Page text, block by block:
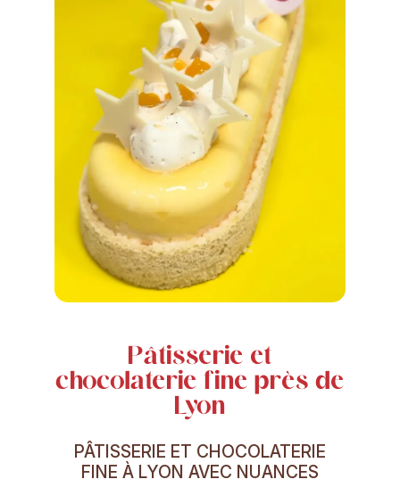
Pâtisserie et
chocolaterie fine près de
Lyon
PÂTISSERIE ET CHOCOLATERIE
FINE À LYON AVEC NUANCES